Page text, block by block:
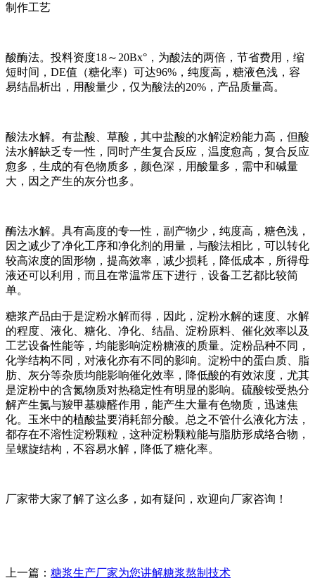
制作工艺
酸酶法。投料资度18～20Bx°，为酸法的两倍，节省费用，缩
短时间，DE值（糖化率）可达96%，纯度高，糖液色浅，容
易结晶析出，用酸量少，仅为酸法的20%，产品质量高。
酸法水解。有盐酸、草酸，其中盐酸的水解淀粉能力高，但酸
法水解缺乏专一性，同时产生复合反应，温度愈高，复合反应
愈多，生成的有色物质多，颜色深，用酸量多，需中和碱量
大，因之产生的灰分也多。
酶法水解。具有高度的专一性，副产物少，纯度高，糖色浅，
因之减少了净化工序和净化剂的用量，与酸法相比，可以转化
较高浓度的固形物，提高效率，减少损耗，降低成本，所得母
液还可以利用，而且在常温常压下进行，设备工艺都比较简
单。
糖浆产品由于是淀粉水解而得，因此，淀粉水解的速度、水解
的程度、液化、糖化、净化、结晶、淀粉原料、催化效率以及
工艺设备性能等，均能影响淀粉糖液的质量。淀粉品种不同，
化学结构不同，对液化亦有不同的影响。淀粉中的蛋白质、脂
肪、灰分等杂质均能影响催化效率，降低酸的有效浓度，尤其
是淀粉中的含氮物质对热稳定性有明显的影响。硫酸铵受热分
解产生氮与羧甲基糠醛作用，能产生大量有色物质，迅速焦
化。玉米中的植酸盐要消耗部分酸。总之不管什么液化方法，
都存在不溶性淀粉颗粒，这种淀粉颗粒能与脂肪形成络合物，
呈螺旋结构，不容易水解，降低了糖化率。
厂家带大家了解了这么多，如有疑问，欢迎向厂家咨询！
上一篇： 糖浆生产厂家为您讲解糖浆熬制技术